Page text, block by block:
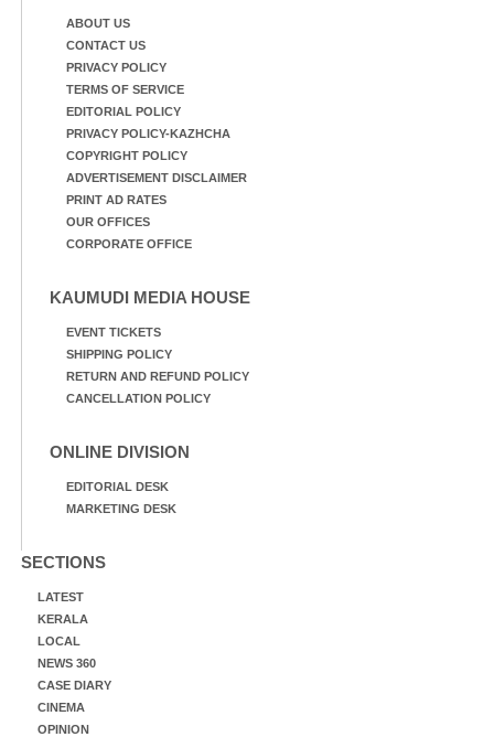
ABOUT US
CONTACT US
PRIVACY POLICY
TERMS OF SERVICE
EDITORIAL POLICY
PRIVACY POLICY-KAZHCHA
COPYRIGHT POLICY
ADVERTISEMENT DISCLAIMER
PRINT AD RATES
OUR OFFICES
CORPORATE OFFICE
KAUMUDI MEDIA HOUSE
EVENT TICKETS
SHIPPING POLICY
RETURN AND REFUND POLICY
CANCELLATION POLICY
ONLINE DIVISION
EDITORIAL DESK
MARKETING DESK
SECTIONS
LATEST
KERALA
LOCAL
NEWS 360
CASE DIARY
CINEMA
OPINION